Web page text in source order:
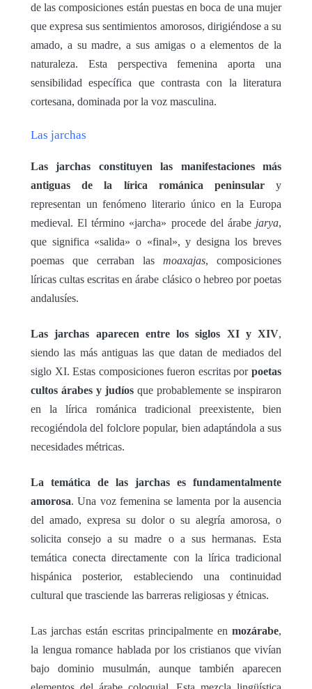
de las composiciones están puestas en boca de una mujer
que expresa sus sentimientos amorosos, dirigiéndose a su
amado, a su madre, a sus amigas o a elementos de la
naturaleza. Esta perspectiva femenina aporta una
sensibilidad específica que contrasta con la literatura
cortesana, dominada por la voz masculina.
Las jarchas
Las jarchas constituyen las manifestaciones más
antiguas de la lírica románica peninsulary
representan un fenómeno literario único en la Europa
medieval. El término «jarcha» procede del árabe jarya,
que significa «salida» o «final», y designa los breves
poemas que cerraban las moaxajas, composiciones
líricas cultas escritas en árabe clásico o hebreo por poetas
andalusíes.
Las jarchas aparecen entre los siglos XI y XIV,
siendo las más antiguas las que datan de mediados del
siglo XI. Estas composiciones fueron escritas por poetas
cultos árabes y judíos que probablemente se inspiraron
en la lírica románica tradicional preexistente, bien
recogiéndola del folclore popular, bien adaptándola a sus
necesidades métricas.
La temática de las jarchas es fundamentalmente
amorosa. Una voz femenina se lamenta por la ausencia
del amado, expresa su dolor o su alegría amorosa, o
solicita consejo a su madre o a sus hermanas. Esta
temática conecta directamente con la lírica tradicional
hispánica posterior, estableciendo una continuidad
cultural que trasciende las barreras religiosas y étnicas.
Las jarchas están escritas principalmente en mozárabe,
la lengua romance hablada por los cristianos que vivían
bajo dominio musulmán, aunque también aparecen